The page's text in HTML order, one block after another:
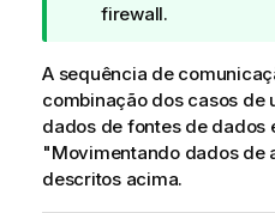
a
firewall.
A sequência de
combinação dos casos de
dados de fontes de dados
"Movimentando dados de
descritos acima.